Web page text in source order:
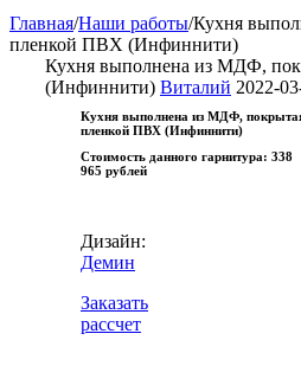
Главная/Наши работы/Кухня
пленкой ПВХ (Инфиннити)
Кухня выполнена из МДФ,
(Инфиннити) Виталий 2022-
Кухня выполнена из МДФ,
пленкой ПВХ (Инфиннити)
Стоимость данного гарнитура: 338
965 рублей
Дизайн:
Демин
Заказать
рассчет